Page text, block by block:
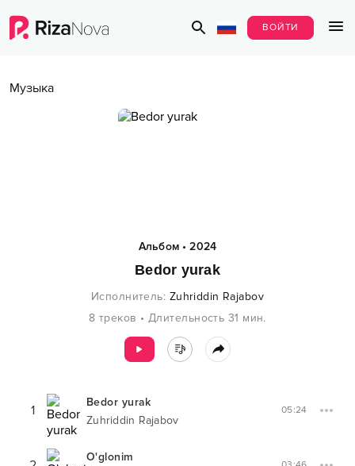
ВОЙТИ
Музыка
Альбом•2024
Bedor yurak
Исполнитель: Zuhriddin Rajabov
8 треков •Длительность 31 мин.
1
Bedor yurak
Zuhriddin Rajabov
05:24
O'glonim